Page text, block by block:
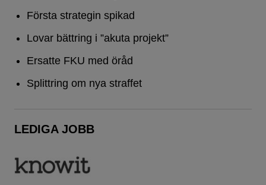
Första strategin spikad
Lovar bättring i ”akuta projekt”
Ersatte FKU med öråd
Splittring om nya straffet
LEDIGA JOBB